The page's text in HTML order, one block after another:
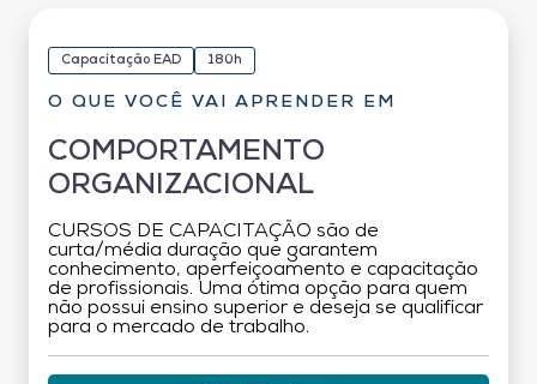
Capacitação EAD 180h
O QUE VOCÊ VAI APRENDER EM
COMPORTAMENTO
ORGANIZACIONAL
CURSOS DE CAPACITAÇÃO são de
curta/média duração que garantem
conhecimento, aperfeiçoamento e capacitação
de profissionais. Uma ótima opção para quem
não possui ensino superior e deseja se qualificar
para o mercado de trabalho.